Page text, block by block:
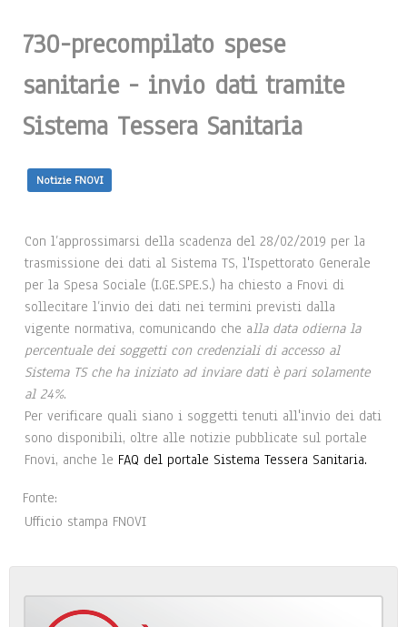
730-precompilato spese
sanitarie - invio dati tramite
Sistema Tessera Sanitaria
Notizie FNOVI
Con l’approssimarsi della scadenza del 28/02/2019 per la
trasmissione dei dati al Sistema TS, l'Ispettorato Generale
per la Spesa Sociale (I.GE.SPE.S.) ha chiesto a Fnovi di
sollecitare l’invio dei dati nei termini previsti dalla
vigente normativa, comunicando che alla data odierna la
percentuale dei soggetti con credenziali di accesso al
Sistema TS che ha iniziato ad inviare dati è pari solamente
al 24%.
Per verificare quali siano i soggetti tenuti all'invio dei dati
sono disponibili, oltre alle notizie pubblicate sul portale
Fnovi, anche le FAQ del portale Sistema Tessera Sanitaria.
Fonte:
Ufficio stampa FNOVI